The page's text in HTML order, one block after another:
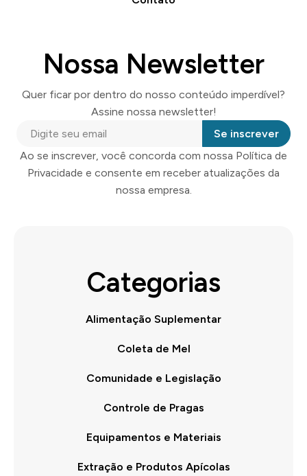
Nossa Newsletter
Quer ficar por dentro do nosso conteúdo imperdível?
Assine nossa newsletter!
Se inscrever
Ao se inscrever, você concorda com nossa Política de
Privacidade e consente em receber atualizações da
nossa empresa.
Categorias
Alimentação Suplementar
Coleta de Mel
Comunidade e Legislação
Controle de Pragas
Equipamentos e Materiais
Extração e Produtos Apícolas